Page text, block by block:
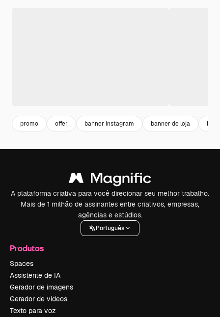
promo offer banner instagram banner de loja
A plataforma criativa para você direcionar seu melhor trabalho.
Mais de 1 milhão de assinantes entre criativos, empresas,
agências e estúdios.
Português
Produtos
Spaces
Assistente de IA
Gerador de imagens
Gerador de vídeos
Texto para voz